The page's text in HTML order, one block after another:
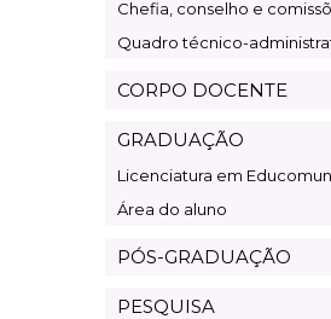
Chefia, conselho e
Quadro técnico-
CORPO DOCENTE
GRADUAÇÃO
Licenciatura em
Área do aluno
PÓS-GRADUAÇÃO
PESQUISA